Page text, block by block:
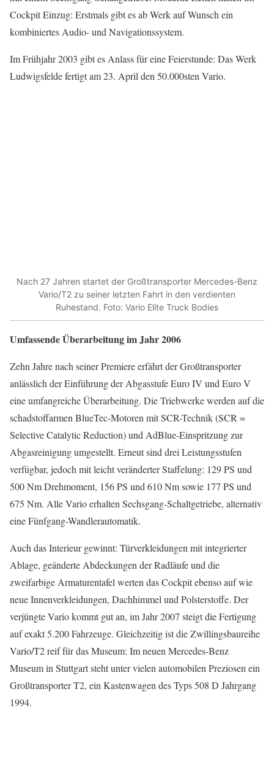
Cockpit Einzug: Erstmals gibt es ab Werk auf Wunsch ein
kombiniertes Audio- und Navigationssystem.
Im Frühjahr 2003 gibt es Anlass für eine Feierstunde: Das Werk
Ludwigsfelde fertigt am 23. April den 50.000sten Vario.
Nach 27 Jahren startet der Großtransporter Mercedes-Benz
Vario/T2 zu seiner letzten Fahrt in den verdienten
Ruhestand. Foto: Vario Elite Truck Bodies
Umfassende Überarbeitung im Jahr 2006
Zehn Jahre nach seiner Premiere erfährt der Großtransporter
anlässlich der Einführung der Abgasstufe Euro IV und Euro V
eine umfangreiche Überarbeitung. Die Triebwerke werden auf die
schadstoffarmen BlueTec-Motoren mit SCR-Technik (SCR =
Selective Catalytic Reduction) und AdBlue-Einspritzung zur
Abgasreinigung umgestellt. Erneut sind drei Leistungsstufen
verfügbar, jedoch mit leicht veränderter Staffelung: 129 PS und
500 Nm Drehmoment, 156 PS und 610 Nm sowie 177 PS und
675 Nm. Alle Vario erhalten Sechsgang-Schaltgetriebe, alternativ
eine Fünfgang-Wandlerautomatik.
Auch das Interieur gewinnt: Türverkleidungen mit integrierter
Ablage, geänderte Abdeckungen der Radläufe und die
zweifarbige Armaturentafel werten das Cockpit ebenso auf wie
neue Innenverkleidungen, Dachhimmel und Polsterstoffe. Der
verjüngte Vario kommt gut an, im Jahr 2007 steigt die Fertigung
auf exakt 5.200 Fahrzeuge. Gleichzeitig ist die Zwillingsbaureihe
Vario/T2 reif für das Museum: Im neuen Mercedes-Benz
Museum in Stuttgart steht unter vielen automobilen Preziosen ein
Großtransporter T2, ein Kastenwagen des Typs 508 D Jahrgang
1994.